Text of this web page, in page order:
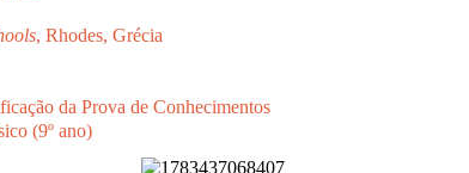
, Rhodes, Grécia
da Prova de Conhecimentos
(9º ano)